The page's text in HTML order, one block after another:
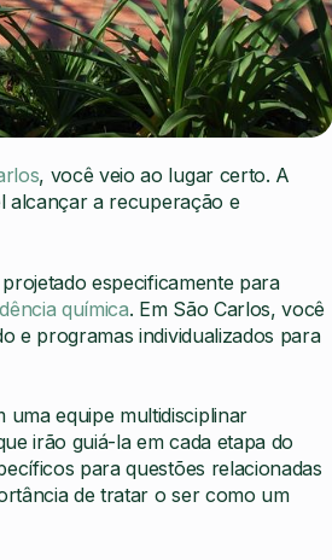
, você veio ao lugar certo. A
alcançar a recuperação e
especificamente para
química. Em São Carlos, você
e programas individualizados para
equipe multidisciplinar
irão guiá-la em cada etapa do
para questões relacionadas
de tratar o ser como um